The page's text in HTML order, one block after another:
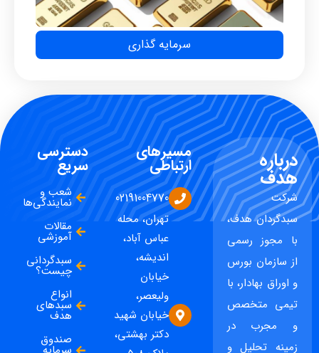
سرمایه گذاری
درباره
هدف
شرکت
سبدگردان هدف،
با مجوز رسمی
از سازمان بورس
و اوراق بهادار، با
تیمی متخصص
و مجرب در
زمینه تحلیل و
مسیرهای
ارتباطی
02191004770
تهران، محله
عباس آباد،
اندیشه،
خیابان
ولیعصر،
خیابان شهید
دکتر بهشتی،
دسترسی
سریع
شعب و
نمایندگی‌ها
مقالات
آموزشی
سبدگردانی
چیست؟
انواع
سبدهای
هدف
صندوق